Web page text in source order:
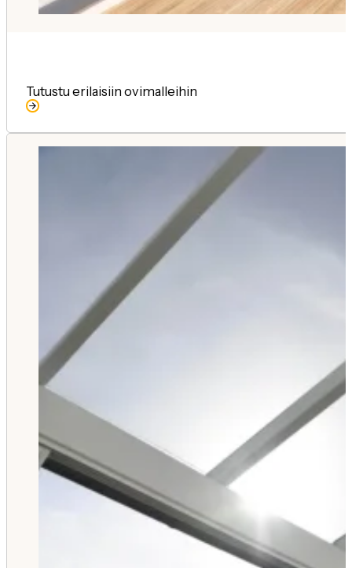
Tutustu erilaisiin ovimalleihin